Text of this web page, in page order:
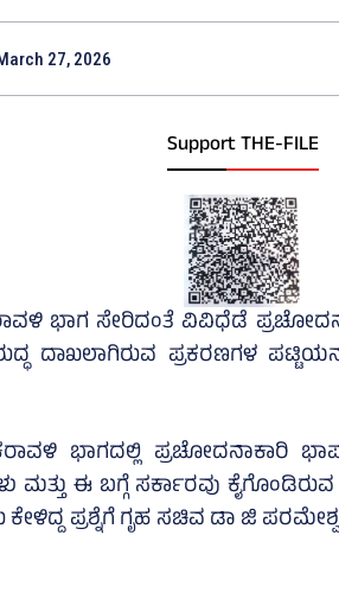
27, 2026
Support THE-FILE
ಭಾಗ ಸೇರಿದಂತೆ ವಿವಿಧೆಡೆ
ದಾಖಲಾಗಿರುವ ಪ್ರಕರಣಗಳ
ಭಾಗದಲ್ಲಿ ಪ್ರಚೋದನಾಕಾರಿ
ಮತ್ತು ಈ ಬಗ್ಗೆ ಸರ್ಕಾರವು
ಪ್ರಶ್ನೆಗೆ ಗೃಹ ಸಚಿವ ಡಾ ಜಿ